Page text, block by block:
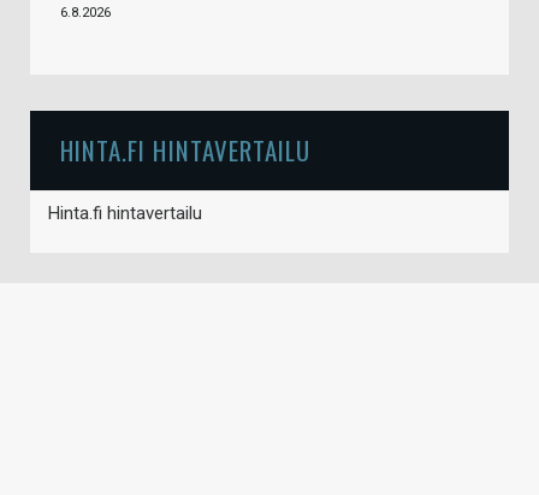
6.8.2026
HINTA.FI HINTAVERTAILU
Hinta.fi hintavertailu